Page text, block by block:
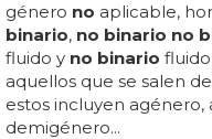
género no aplicable,
binario, no binario no
fluido y no binario
aquellos que se salen
estos incluyen agénero,
demigénero...